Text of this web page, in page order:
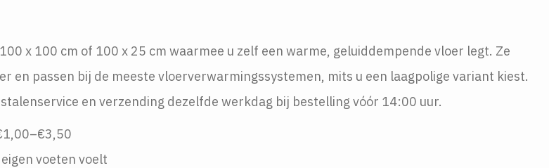
x 100 cm of 100 x 25 cm waarmee u zelf een warme, geluiddempende vloer legt. Ze
en passen bij de meeste vloerverwarmingssystemen, mits u een laagpolige variant kiest.
en verzending dezelfde werkdag bij bestelling vóór 14:00 uur.
voeten voelt